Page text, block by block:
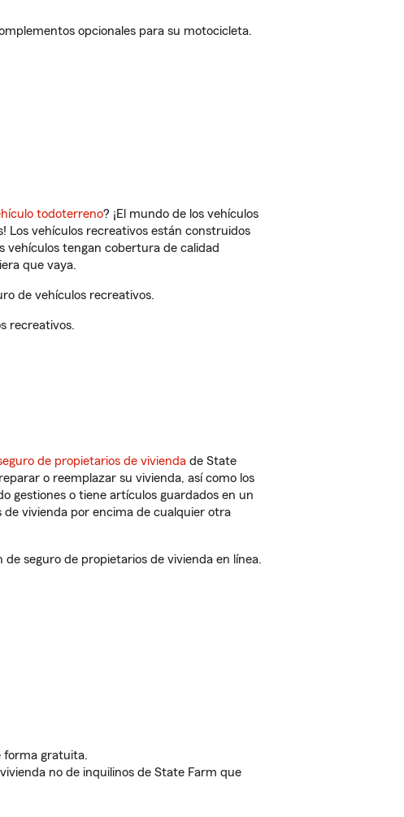
opcionales para su motocicleta.
todoterreno? ¡El mundo de los vehículos
Los vehículos recreativos están construidos
vehículos tengan cobertura de calidad
que vaya.
de vehículos recreativos.
recreativos.
de propietarios de vivienda de State
o reemplazar su vivienda, así como los
gestiones o tiene artículos guardados en un
vivienda por encima de cualquier otra
seguro de propietarios de vivienda en línea.
forma gratuita.
no de inquilinos de State Farm que